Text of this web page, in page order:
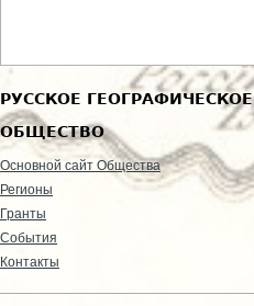
РУССКОЕ ГЕОГРАФИЧЕСКОЕ
ОБЩЕСТВО
Основной сайт Общества
Регионы
Гранты
События
Контакты